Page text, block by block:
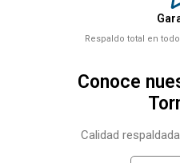
Respaldo total en
Conoce
Calidad